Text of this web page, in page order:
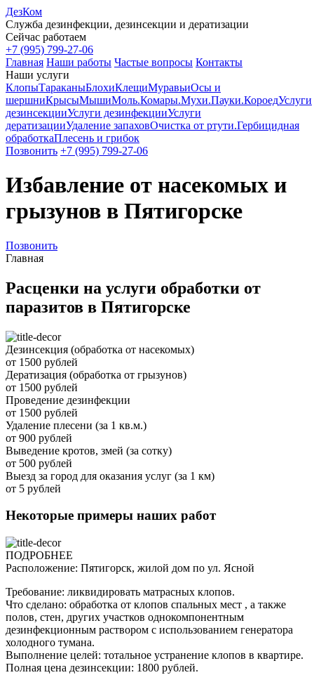
ДезКом
Служба дезинфекции, дезинсекции и дератизации
Сейчас работаем
+7 (995) 799-27-06
Главная Наши работы Частые вопросы Контакты
Наши услуги
КлопыТараканыБлохиКлещиМуравьиОсы и
шершниКрысыМышиМоль.Комары.Мухи.Пауки.КороедУслуги
дезинсекцииУслуги дезинфекцииУслуги
дератизацииУдаление запаховОчистка от ртути.Гербицидная
обработкаПлесень и грибок
Позвонить +7 (995) 799-27-06
Избавление от насекомых и
грызунов в Пятигорске
Позвонить
Главная
Расценки на услуги обработки от
паразитов в Пятигорске
Дезинсекция (обработка от насекомых)
от 1500 рублей
Дератизация (обработка от грызунов)
от 1500 рублей
Проведение дезинфекции
от 1500 рублей
Удаление плесени (за 1 кв.м.)
от 900 рублей
Выведение кротов, змей (за сотку)
от 500 рублей
Выезд за город для оказания услуг (за 1 км)
от 5 рублей
Некоторые примеры наших работ
ПОДРОБНЕЕ
Расположение: Пятигорск, жилой дом по ул. Ясной
Требование: ликвидировать матрасных клопов.
Что сделано: обработка от клопов спальных мест , а также
полов, стен, других участков однокомпонентным
дезинфекционным раствором с использованием генератора
холодного тумана.
Выполнение целей: тотальное устранение клопов в квартире.
Полная цена дезинсекции: 1800 рублей.